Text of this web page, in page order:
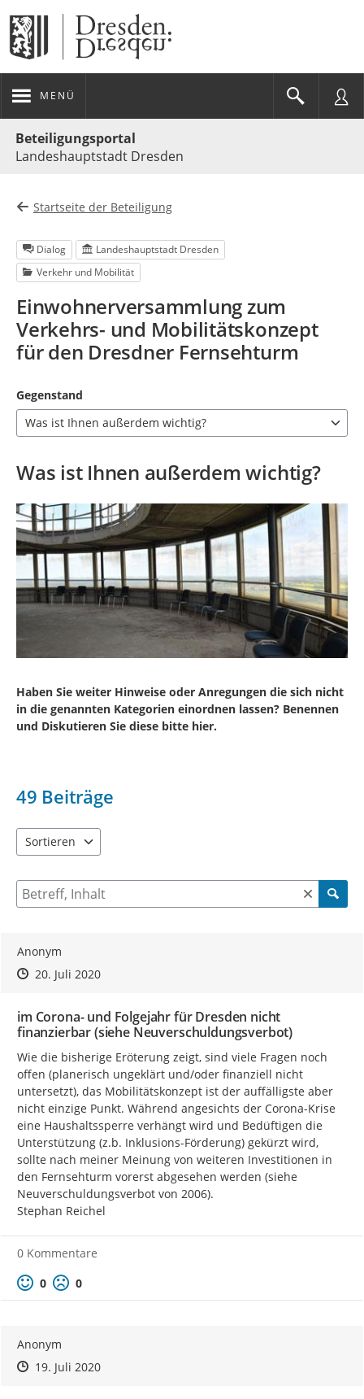
MENÜ
Beteiligungsportal
Landeshauptstadt Dresden
Startseite der Beteiligung
Dialog
Landeshauptstadt Dresden
Verkehr und Mobilität
Einwohnerversammlung zum
Verkehrs- und Mobilitätskonzept
für den Dresdner Fernsehturm
Gegenstand
Was ist Ihnen außerdem wichtig?
Was ist Ihnen außerdem wichtig?
Haben Sie weiter Hinweise oder Anregungen die sich nicht
in die genannten Kategorien einordnen lassen? Benennen
und Diskutieren Sie diese bitte hier.
49 Beiträge
Sortieren
Suche nach Beiträgen und Kommentaren
Anonym
Zeitpunkt des Erstellens
Zeitpunkt des Erstellens
20. Juli 2020Zur Äußerung
im Corona- und Folgejahr für Dresden nicht
finanzierbar (siehe Neuverschuldungsverbot)
Wie die bisherige Eröterung zeigt, sind viele Fragen noch
offen (planerisch ungeklärt und/oder finanziell nicht
untersetzt), das Mobilitätskonzept ist der auffälligste aber
nicht einzige Punkt. Während angesichts der Corona-Krise
eine Haushaltssperre verhängt wird und Bedüftigen die
Unterstützung (z.b. Inklusions-Förderung) gekürzt wird,
sollte nach meiner Meinung von weiteren Investitionen in
den Fernsehturm vorerst abgesehen werden (siehe
Neuverschuldungsverbot von 2006).
Stephan Reichel
0 Kommentare
Positive Bewertung
0 Negative Bewertung
0
Anonym
Zeitpunkt des Erstellens
Zeitpunkt des Erstellens
19. Juli 2020Zur Äußerung